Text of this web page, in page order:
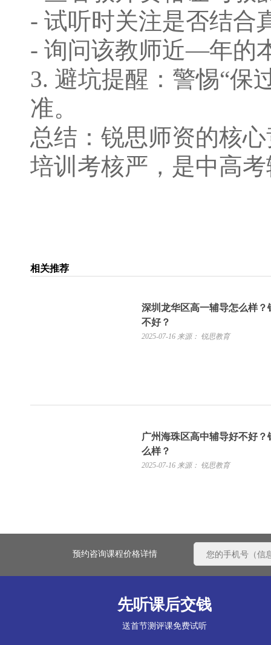
- 试听时关注是否结合
- 询问该教师近—年的
3. 避坑提醒：警惕“保
准。
总结：锐思师资的核
培训考核严，是中⾼
相关推荐
深圳龙华区高一辅导怎么样？
不好？
2025-07-16 来源： 锐思教育
广州海珠区高中辅导好不好？
么样？
2025-07-16 来源： 锐思教育
预约咨询课程价格详情
先听课后交钱
送首节测评课免费试听